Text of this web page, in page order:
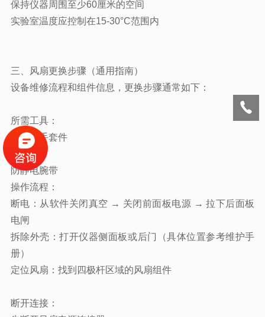
保持仪器周围至少60厘米的空间
实验室温度应控制在15-30°C范围内
三、风扇更换步骤（通用指南）
设备维修流程和组件信息，更换步骤通常如下：
所需工具：
六角扳手套件
M3扳手
防静电腕带
操作流程：
断电：从软件关闭真空 → 关闭前面板电源 → 拉下后面板
电闸
拆除外壳：打开仪器侧面板或后门（具体位置参考维护手
册）
定位风扇：找到四极杆区域的风扇组件
断开连接：